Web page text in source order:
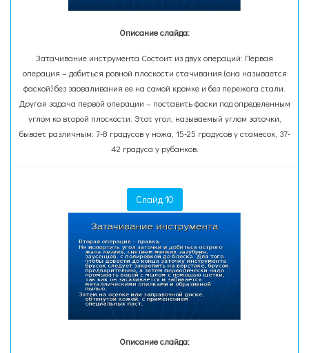
Описание слайда:
Затачивание инструмента Состоит из двух операций: Первая
операция – добиться ровной плоскости стачивания (она называется
фаской) без заоваливания ее на самой кромке и без пережога стали.
Другая задача первой операции – поставить фаски под определенным
углом ко второй плоскости. Этот угол, называемый углом заточки,
бывает различным: 7-8 градусов у ножа, 15-25 градусов у стамесок, 37-
42 градуса у рубанков.
Слайд 10
Описание слайда: